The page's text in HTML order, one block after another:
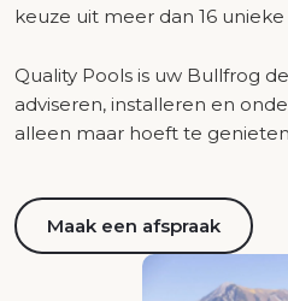
keuze uit meer dan 16
Quality Pools is uw Bullfrog
adviseren, installeren en
alleen maar hoeft te
Maak een afspraak